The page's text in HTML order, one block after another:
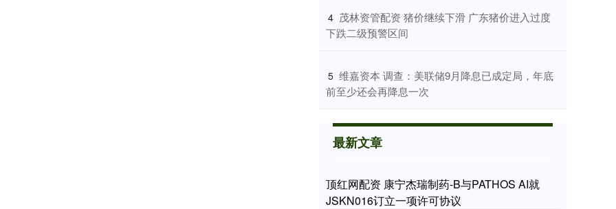
4 ​茂林资管配资 猪价继续下滑 广东猪价进入过度
下跌二级预警区间
5 ​维嘉资本 调查：美联储9月降息已成定局，年底
前至少还会再降息一次
最新文章
顶红网配资 康宁杰瑞制药-B与PATHOS AI就
JSKN016订立一项许可协议